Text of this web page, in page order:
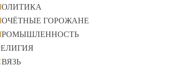
ПОЛИТИКА
ПОЧЁТНЫЕ ГОРОЖАНЕ
ПРОМЫШЛЕННОСТЬ
РЕЛИГИЯ
СВЯЗЬ